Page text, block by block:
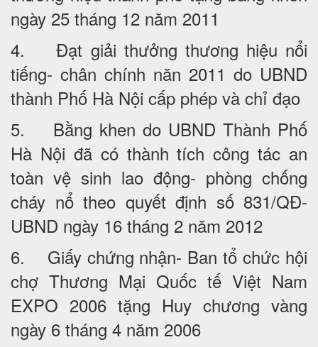
ngày 25 tháng 12 năm 2011
4. Đạt giải thưởng thương hiệu nổi
tiếng- chân chính năn 2011 do UBND
thành Phố Hà Nội cấp phép và chỉ đạo
5. Bằng khen do UBND Thành Phố
Hà Nội đã có thành tích công tác an
toàn vệ sinh lao động- phòng chống
cháy nổ theo quyết định số 831/QĐ-
UBND ngày 16 tháng 2 năm 2012
6. Giấy chứng nhận- Ban tổ chức hội
chợ Thương Mại Quốc tế Việt Nam
EXPO 2006 tặng Huy chương vàng
ngày 6 tháng 4 năm 2006